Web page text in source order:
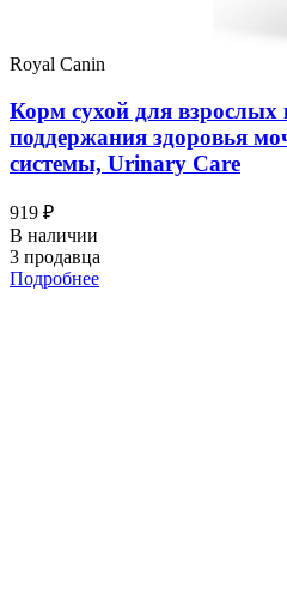
Royal Canin
Корм сухой для взрослых
поддержания здоровья
системы, Urinary Care
919 ₽
В наличии
3 продавца
Подробнее